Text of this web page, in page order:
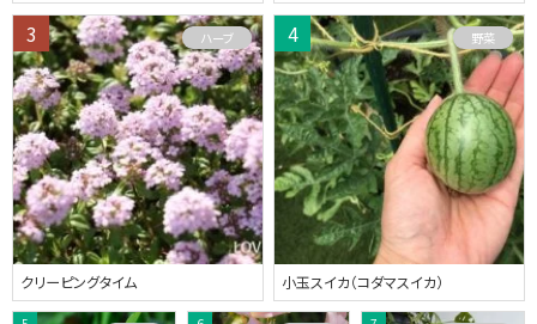
クリーピングタイム
ハーブ
小玉スイカ（コダマスイカ）
野菜